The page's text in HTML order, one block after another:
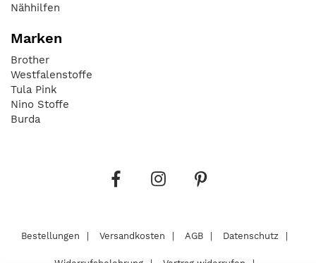
Nähhilfen
Marken
Brother
Westfalenstoffe
Tula Pink
Nino Stoffe
Burda
Bestellungen Versandkosten AGB Datenschutz